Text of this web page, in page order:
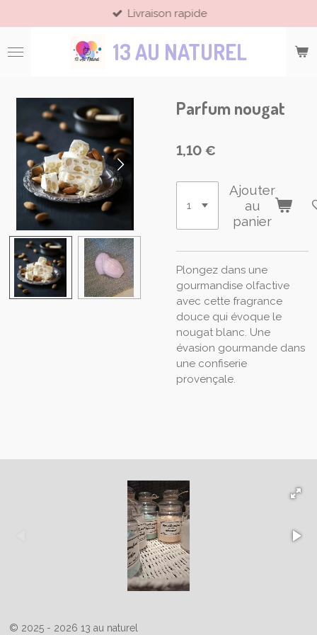
au
contenu
principal
13 AU NATUREL
Livraison rapide
Parfum nougat
1,10 €
Ajouter
au
panier
Plongez dans une
gourmandise olfactive
avec cette fragrance
douce qui évoque le
nougat blanc. Une
évasion gourmande dans
une confiserie
provençale.
© 2025 - 2026 13 au naturel